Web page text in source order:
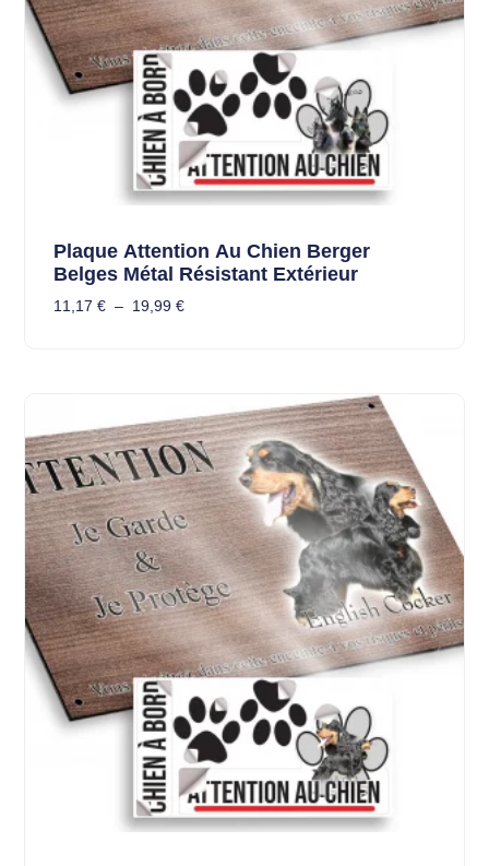
Plaque Attention Au Chien Berger
Belges Métal Résistant Extérieur
11,17 € – 19,99 €